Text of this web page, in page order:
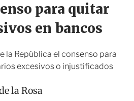
i
o
r
para quitar
en bancos
la República el consenso para
excesivos o injustificados
la Rosa